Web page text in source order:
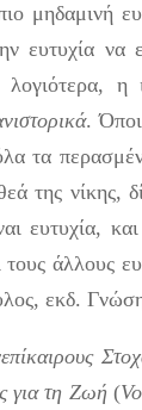
μηδαμινή
ευτυχία να
η
.
τα
της νίκης,
ευτυχία,
τους άλλους
εκδ.
για τη Ζωή (